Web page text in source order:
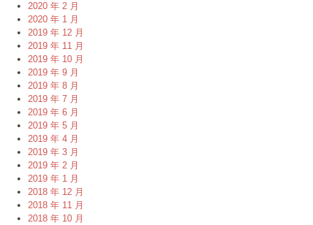
2020 年 2 月
2020 年 1 月
2019 年 12 月
2019 年 11 月
2019 年 10 月
2019 年 9 月
2019 年 8 月
2019 年 7 月
2019 年 6 月
2019 年 5 月
2019 年 4 月
2019 年 3 月
2019 年 2 月
2019 年 1 月
2018 年 12 月
2018 年 11 月
2018 年 10 月